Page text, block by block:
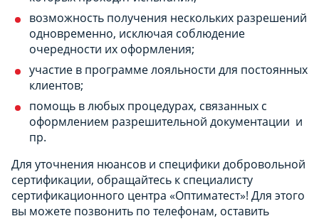
возможность получения нескольких разрешений
одновременно, исключая соблюдение
очередности их оформления;
участие в программе лояльности для постоянных
клиентов;
помощь в любых процедурах, связанных с
оформлением разрешительной документации и
пр.
Для уточнения нюансов и специфики добровольной
сертификации, обращайтесь к специалисту
сертификационного центра «Оптиматест»! Для этого
вы можете позвонить по телефонам, оставить